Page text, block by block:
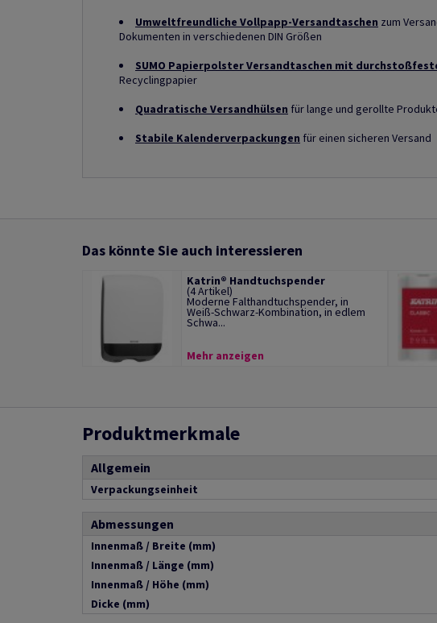
Umweltfreundliche Vollpapp-Versandtaschen zum
Dokumenten in verschiedenen DIN Größen
SUMO Papierpolster Versandtaschen mit
Recyclingpapier
Quadratische Versandhülsen für lange und gerollte
Stabile Kalenderverpackungen für einen sicheren Versand
Das könnte Sie auch interessieren
Katrin® Handtuchspender
(4 Artikel)
Moderne Falthandtuchspender, in
Weiß-Schwarz-Kombination, in edlem
Schwa...
Mehr anzeigen
Produktmerkmale
Allgemein
Verpackungseinheit
Abmessungen
Innenmaß / Breite (mm)
Innenmaß / Länge (mm)
Innenmaß / Höhe (mm)
Dicke (mm)